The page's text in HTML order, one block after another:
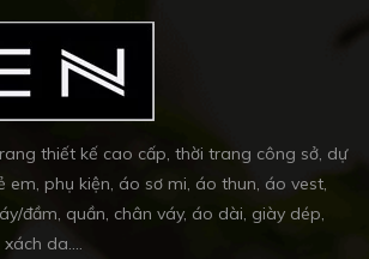
thiết kế cao cấp, thời trang công sở, dự
em, phụ kiện, áo sơ mi, áo thun, áo vest,
đầm, quần, chân váy, áo dài, giày dép,
da....